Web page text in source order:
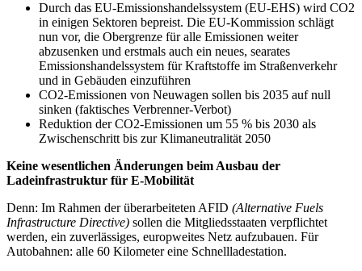
Durch das EU-Emissionshandelssystem (EU-EHS) wird CO2
in einigen Sektoren bepreist. Die EU-Kommission schlägt
nun vor, die Obergrenze für alle Emissionen weiter
abzusenken und erstmals auch ein neues, searates
Emissionshandelssystem für Kraftstoffe im Straßenverkehr
und in Gebäuden einzuführen
CO2-Emissionen von Neuwagen sollen bis 2035 auf null
sinken (faktisches Verbrenner-Verbot)
Reduktion der CO2-Emissionen um 55 % bis 2030 als
Zwischenschritt bis zur Klimaneutralität 2050
Keine wesentlichen Änderungen beim Ausbau der
Ladeinfrastruktur für E-Mobilität
Denn: Im Rahmen der überarbeiteten AFID (Alternative Fuels
Infrastructure Directive) sollen die Mitgliedsstaaten verpflichtet
werden, ein zuverlässiges, europweites Netz aufzubauen. Für
Autobahnen: alle 60 Kilometer eine Schnellladestation.